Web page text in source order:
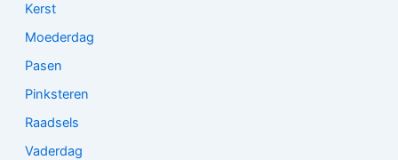
Kerst
Moederdag
Pasen
Pinksteren
Raadsels
Vaderdag